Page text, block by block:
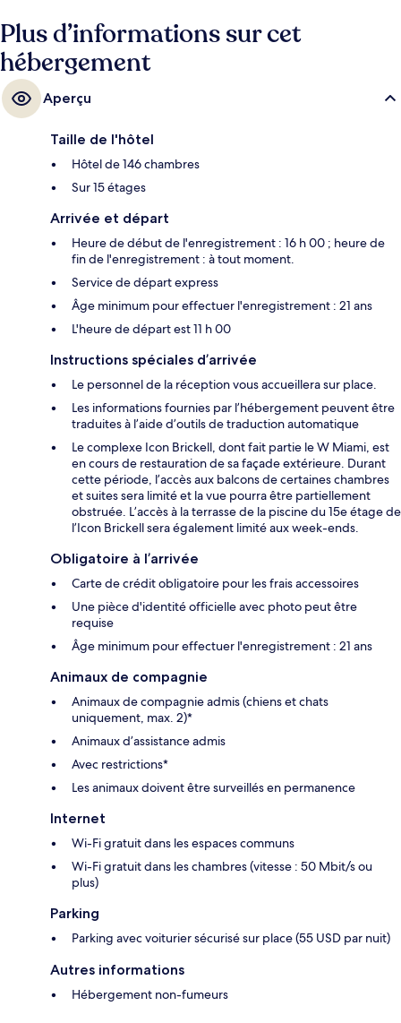
Plus d’informations sur cet
hébergement
Aperçu
Taille de l'hôtel
Hôtel de 146 chambres
Sur 15 étages
Arrivée et départ
Heure de début de l'enregistrement : 16 h 00 ; heure de
fin de l'enregistrement : à tout moment.
Service de départ express
Âge minimum pour effectuer l'enregistrement : 21 ans
L'heure de départ est 11 h 00
Instructions spéciales d’arrivée
Le personnel de la réception vous accueillera sur place.
Les informations fournies par l’hébergement peuvent être
traduites à l’aide d’outils de traduction automatique
Le complexe Icon Brickell, dont fait partie le W Miami, est
en cours de restauration de sa façade extérieure. Durant
cette période, l’accès aux balcons de certaines chambres
et suites sera limité et la vue pourra être partiellement
obstruée. L’accès à la terrasse de la piscine du 15e étage de
l’Icon Brickell sera également limité aux week-ends.
Obligatoire à l’arrivée
Carte de crédit obligatoire pour les frais accessoires
Une pièce d'identité officielle avec photo peut être
requise
Âge minimum pour effectuer l'enregistrement : 21 ans
Animaux de compagnie
Animaux de compagnie admis (chiens et chats
uniquement, max. 2)*
Animaux d’assistance admis
Avec restrictions*
Les animaux doivent être surveillés en permanence
Internet
Wi-Fi gratuit dans les espaces communs
Wi-Fi gratuit dans les chambres (vitesse : 50 Mbit/s ou
plus)
Parking
Parking avec voiturier sécurisé sur place (55 USD par nuit)
Autres informations
Hébergement non-fumeurs